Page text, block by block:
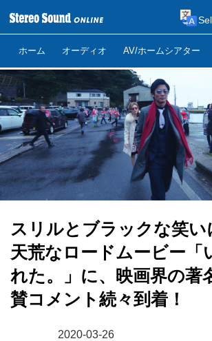
ホーム オーディオ AV/ホームシアター
スリルとブラックな笑い
天荒なロードムービー「
れた。」に、映画界の著
賛コメント続々到着！
2020-03-26